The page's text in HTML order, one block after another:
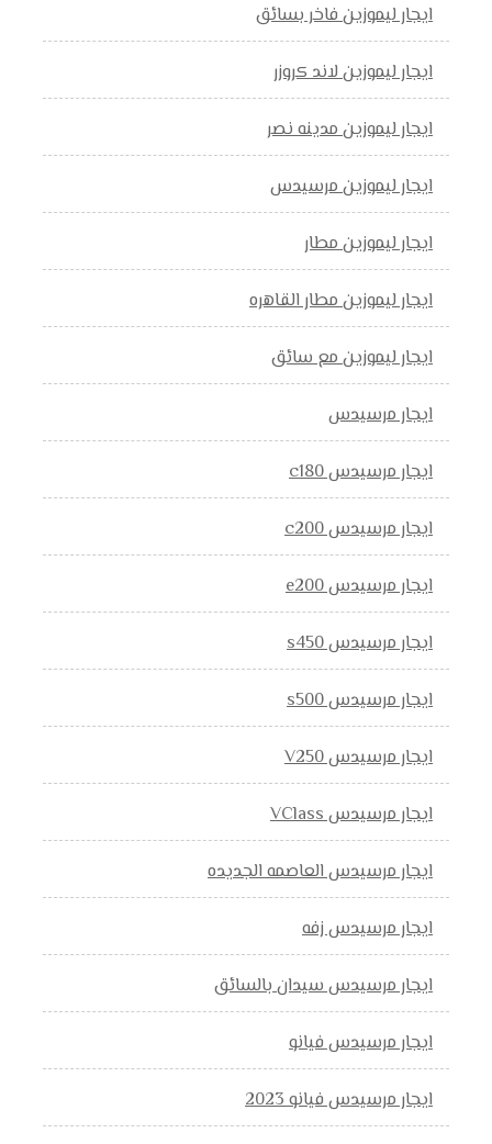
ايجار ليموزين فاخر بسائق
ايجار ليموزين لاند كروزر
ايجار ليموزين مدينه نصر
ايجار ليموزين مرسيدس
ايجار ليموزين مطار
ايجار ليموزين مطار القاهره
ايجار ليموزين مع سائق
ايجار مرسيدس
ايجار مرسيدس c180
ايجار مرسيدس c200
ايجار مرسيدس e200
ايجار مرسيدس s450
ايجار مرسيدس s500
ايجار مرسيدس V250
ايجار مرسيدس VClass
ايجار مرسيدس العاصمه الجديده
ايجار مرسيدس زفه
ايجار مرسيدس سيدان بالسائق
ايجار مرسيدس فيانو
ايجار مرسيدس فيانو 2023